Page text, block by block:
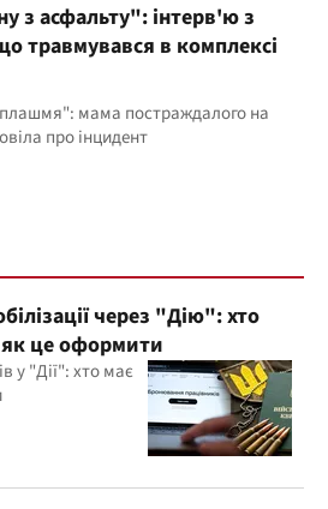
з асфальту": інтерв'ю з
травмувався в комплексі
мама постраждалого на
про інцидент
через "Дію": хто
це оформити
у "Дії": хто має